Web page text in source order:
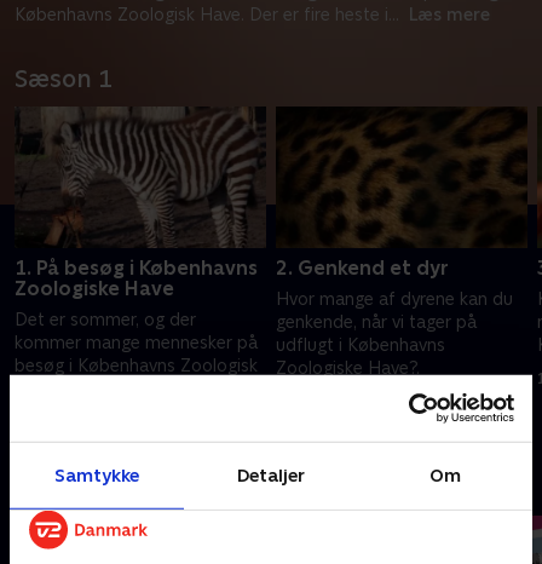
Samtykke Detaljer Om
Københavns Zoologisk Have. Der er fire heste i
Læs mere
Sæson 1
1. På besøg i Københavns
Zoologiske Have
Det er sommer, og der
kommer mange mennesker på
besøg i Københavns Zoologisk
2. Genkend et dyr
Hvor mange af dyrene kan du
genkende, når vi tager på
udflugt i Københavns
Zoologiske Have?.
1. december 2020 • 5 min
Andre så også